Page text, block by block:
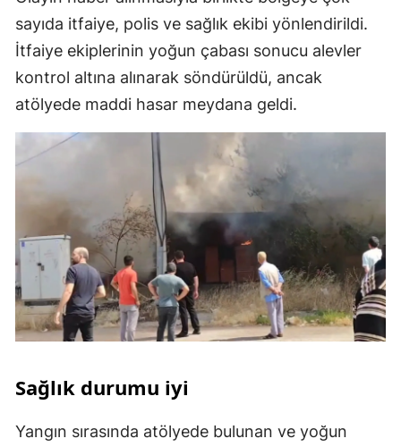
sayıda itfaiye, polis ve sağlık ekibi yönlendirildi.
İtfaiye ekiplerinin yoğun çabası sonucu alevler
kontrol altına alınarak söndürüldü, ancak
atölyede maddi hasar meydana geldi.
Sağlık durumu iyi
Yangın sırasında atölyede bulunan ve yoğun